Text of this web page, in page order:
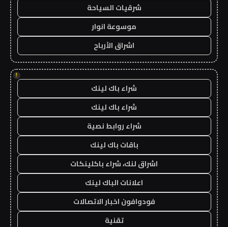
شرقيات السياحة
موسوعة انوار
اشراق الأرباح
!
شراء باك لينك
شراء باك لينك
شراء روابط نصية
باقات باك لينك
اشراق لنك، شراء باكلينكات
اعلانات الباك لينك
فودوافون اخبار الاتصالات
تقنية